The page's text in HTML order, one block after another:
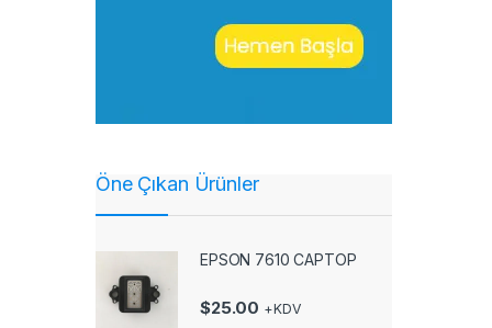
Öne Çıkan Ürünler
EPSON 7610 CAPTOP
$25.00 +KDV